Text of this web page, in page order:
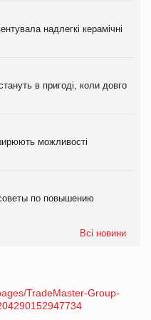
надлегкі керамічні
в пригоді, коли довго
можливості
по повышению
Всі новини